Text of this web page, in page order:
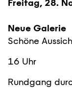
Freitag, 28.
Neue Galerie
Schöne
16 Uhr
Rundgang